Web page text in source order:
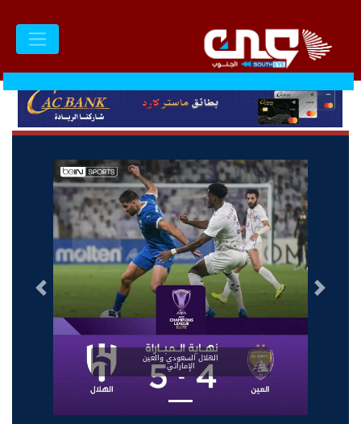
الهلال السعودي والعين
الإماراتي
التالى السابق